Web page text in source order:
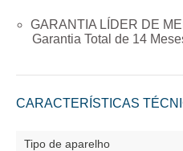
GARANTIA LÍDER DE
Garantia Total de 14
CARACTERÍSTICAS
Tipo de aparelho